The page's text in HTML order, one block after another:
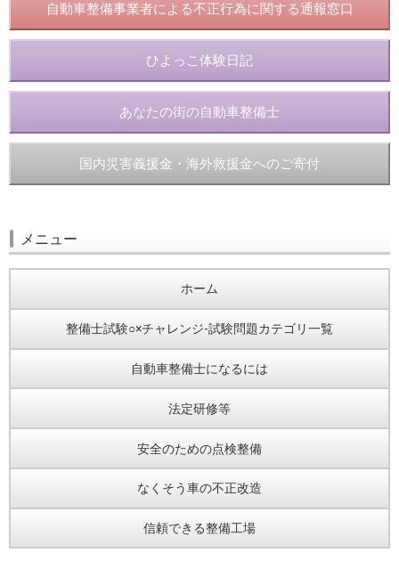
自動車整備事業者による不正行為に関する通報窓口
ひよっこ体験日記
あなたの街の自動車整備士
国内災害義援金・海外救援金へのご寄付
メニュー
ホーム
整備士試験○×チャレンジ-試験問題カテゴリ一覧
自動車整備士になるには
法定研修等
安全のための点検整備
なくそう車の不正改造
信頼できる整備工場